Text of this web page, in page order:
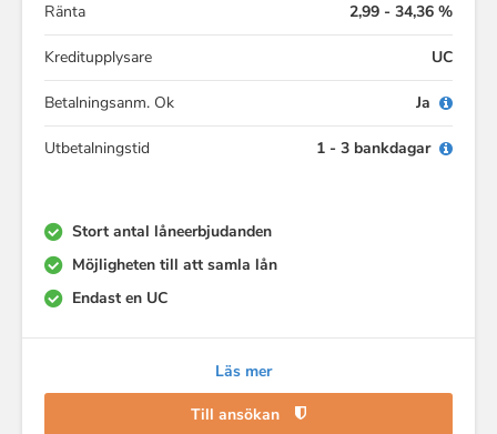
Ränta 2,99 - 34,36 %
Kreditupplysare UC
Betalningsanm. Ok Ja
Utbetalningstid 1 - 3 bankdagar
Stort antal låneerbjudanden
Möjligheten till att samla lån
Endast en UC
Läs mer
Till ansökan